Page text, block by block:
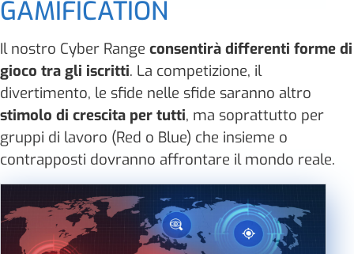
GAMIFICATION
Il nostro Cyber Range consentirà differenti forme di
gioco tra gli iscritti. La competizione, il
divertimento, le sfide nelle sfide saranno altro
stimolo di crescita per tutti, ma soprattutto per
gruppi di lavoro (Red o Blue) che insieme o
contrapposti dovranno affrontare il mondo reale.